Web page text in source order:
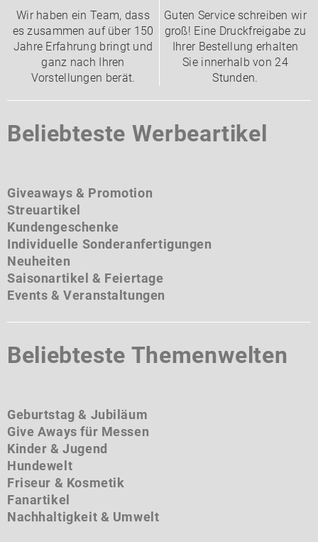
Wir haben ein Team, dass
es zusammen auf über 150
Jahre Erfahrung bringt und
ganz nach Ihren
Vorstellungen berät.
Guten Service schreiben wir
groß! Eine Druckfreigabe zu
Ihrer Bestellung erhalten
Sie innerhalb von 24
Stunden.
Beliebteste Werbeartikel
Giveaways & Promotion
Streuartikel
Kundengeschenke
Individuelle Sonderanfertigungen
Neuheiten
Saisonartikel & Feiertage
Events & Veranstaltungen
Beliebteste Themenwelten
Geburtstag & Jubiläum
Give Aways für Messen
Kinder & Jugend
Hundewelt
Friseur & Kosmetik
Fanartikel
Nachhaltigkeit & Umwelt